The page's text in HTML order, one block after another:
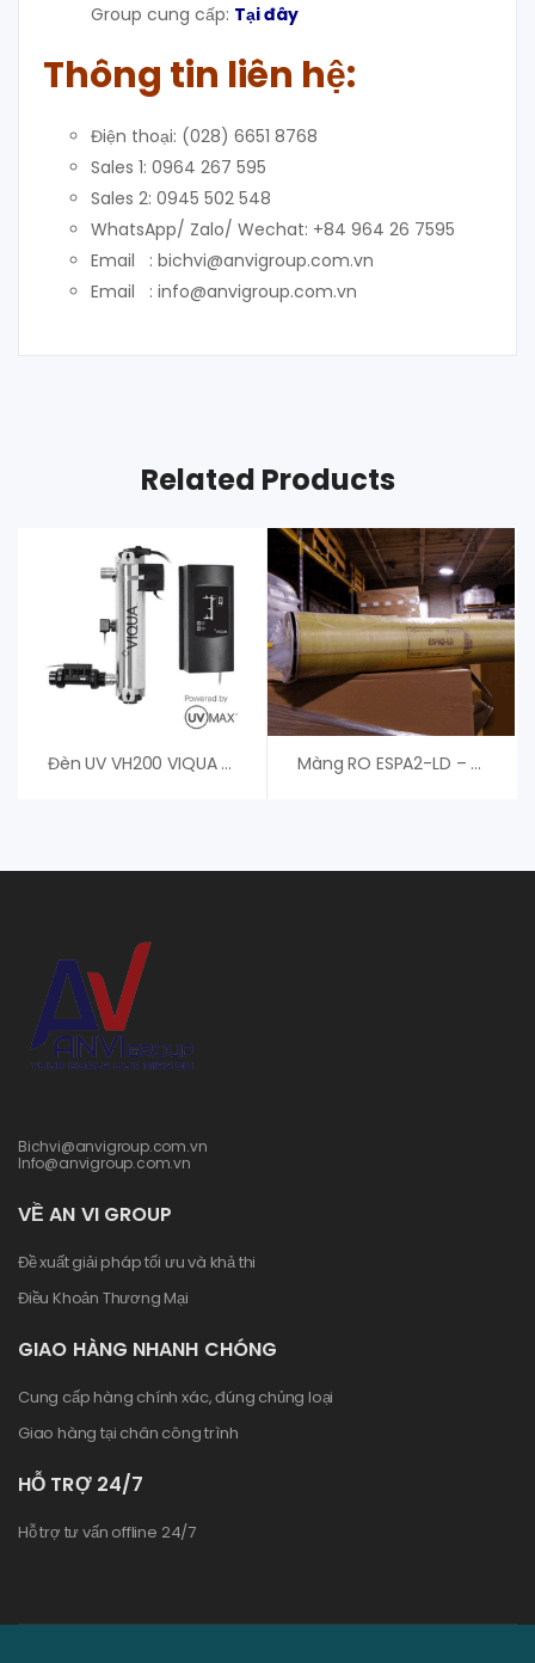
Group cung cấp: Tại đây
Thông tin liên hệ:
Điện thoại: (028) 6651 8768
Sales 1: 0964 267 595
Sales 2: 0945 502 548
WhatsApp/ Zalo/ Wechat: +84 964 26 7595
Email : bichvi@anvigroup.com.vn
Email : info@anvigroup.com.vn
Related Products
Đèn UV VH200 VIQUA – An Vi Group Cung Cấp Màng RO ESPA2-LD – Màng RO Nitto Denko
Bichvi@anvigroup.com.vn
Info@anvigroup.com.vn
VỀ AN VI GROUP
Đề xuất giải pháp tối ưu và khả thi
Điều Khoản Thương Mại
GIAO HÀNG NHANH CHÓNG
Cung cấp hàng chính xác, đúng chủng loại
Giao hàng tại chân công trình
HỖ TRỢ 24/7
Hỗ trợ tư vấn offline 24/7